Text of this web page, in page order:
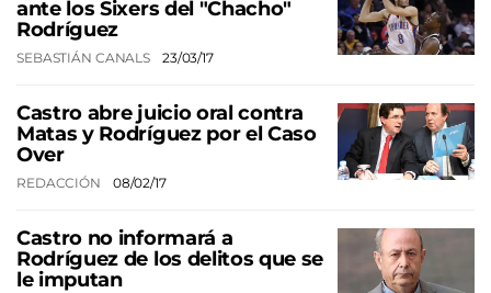
ante los Sixers del "Chacho"
Rodríguez
SEBASTIÁN CANALS 23/03/17
Castro abre juicio oral contra
Matas y Rodríguez por el Caso
Over
REDACCIÓN 08/02/17
Castro no informará a
Rodríguez de los delitos que se
le imputan